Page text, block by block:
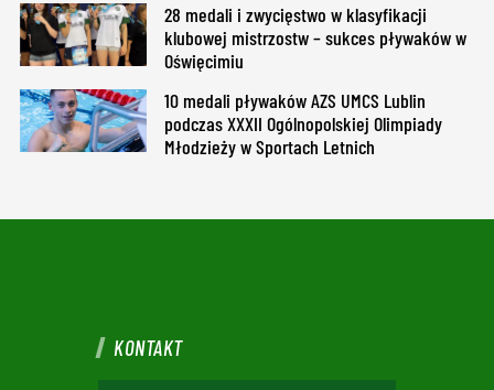
28 medali i zwycięstwo w klasyfikacji
klubowej mistrzostw – sukces pływaków w
Oświęcimiu
10 medali pływaków AZS UMCS Lublin
podczas XXXII Ogólnopolskiej Olimpiady
Młodzieży w Sportach Letnich
KONTAKT